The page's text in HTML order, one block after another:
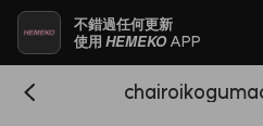
不錯過任何更新
使用 HEMEKO APP